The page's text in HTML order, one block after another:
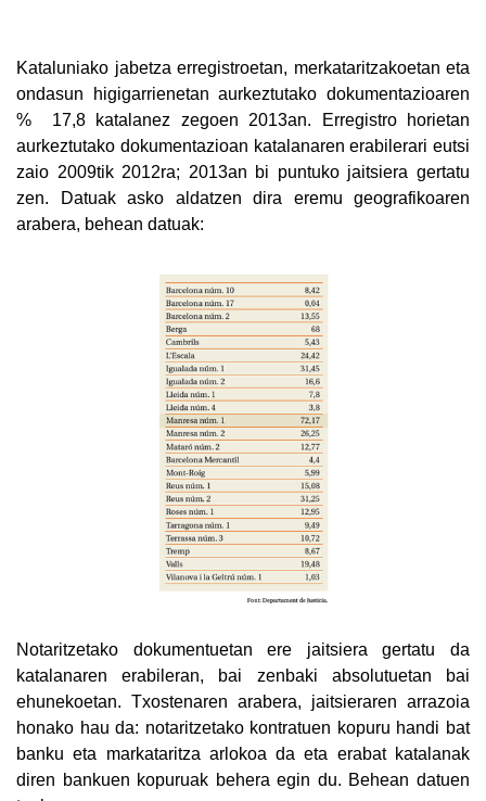
Kataluniako jabetza erregistroetan, merkataritzakoetan eta
ondasun higigarrienetan aurkeztutako dokumentazioaren
% 17,8 katalanez zegoen 2013an. Erregistro horietan
aurkeztutako dokumentazioan katalanaren erabilerari eutsi
zaio 2009tik 2012ra; 2013an bi puntuko jaitsiera gertatu
zen. Datuak asko aldatzen dira eremu geografikoaren
arabera, behean datuak:
Notaritzetako dokumentuetan ere jaitsiera gertatu da
katalanaren erabileran, bai zenbaki absolutuetan bai
ehunekoetan. Txostenaren arabera, jaitsieraren arrazoia
honako hau da: notaritzetako kontratuen kopuru handi bat
banku eta markataritza arlokoa da eta erabat katalanak
diren bankuen kopuruak behera egin du. Behean datuen